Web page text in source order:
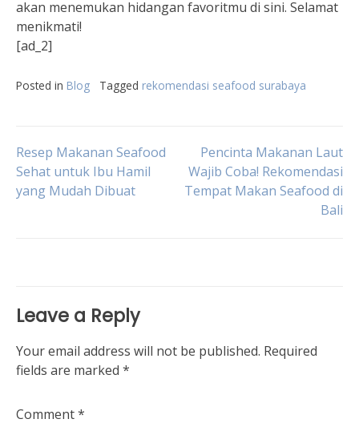
akan menemukan hidangan favoritmu di sini. Selamat
menikmati!
[ad_2]
Posted in Blog Tagged rekomendasi seafood surabaya
Post
navigation
Resep Makanan Seafood
Sehat untuk Ibu Hamil
yang Mudah Dibuat
Pencinta Makanan Laut
Wajib Coba! Rekomendasi
Tempat Makan Seafood di
Bali
Leave a Reply
Your email address will not be published. Required
fields are marked *
Comment*